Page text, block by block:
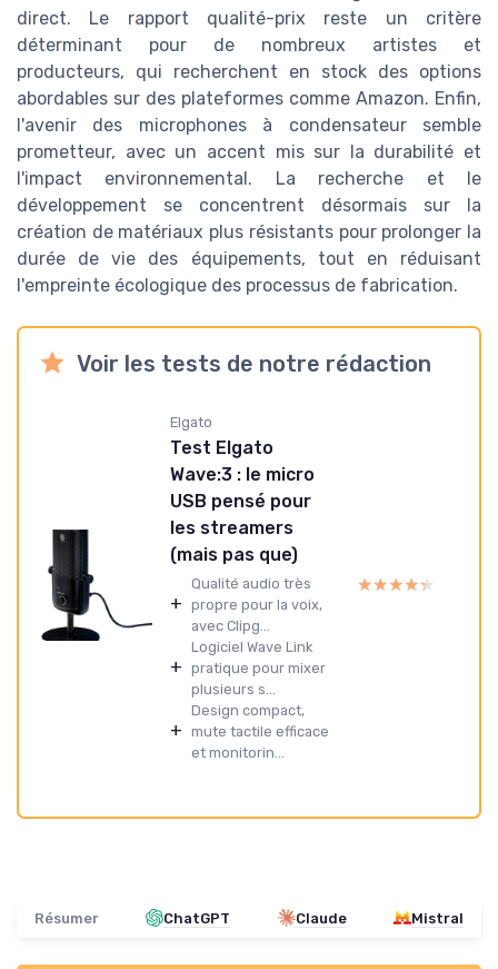
direct. Le rapport qualité-prix reste un critère
déterminant pour de nombreux artistes et
producteurs, qui recherchent en stock des options
abordables sur des plateformes comme Amazon. Enfin,
l'avenir des microphones à condensateur semble
prometteur, avec un accent mis sur la durabilité et
l'impact environnemental. La recherche et le
développement se concentrent désormais sur la
création de matériaux plus résistants pour prolonger la
durée de vie des équipements, tout en réduisant
l'empreinte écologique des processus de fabrication.
Voir les tests de notre rédaction
Elgato
Test Elgato
Wave:3 : le micro
USB pensé pour
les streamers
(mais pas que)
+
Qualité audio très
propre pour la voix,
avec Clipg...
+
Logiciel Wave Link
pratique pour mixer
plusieurs s...
+
Design compact,
mute tactile efficace
et monitorin...
★★★★★
★★★★★
Résumer ChatGPT Claude Mistral